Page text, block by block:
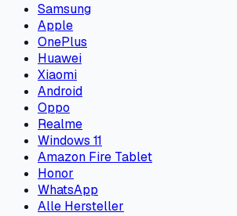
Samsung
Apple
OnePlus
Huawei
Xiaomi
Android
Oppo
Realme
Windows 11
Amazon Fire Tablet
Honor
WhatsApp
Alle Hersteller